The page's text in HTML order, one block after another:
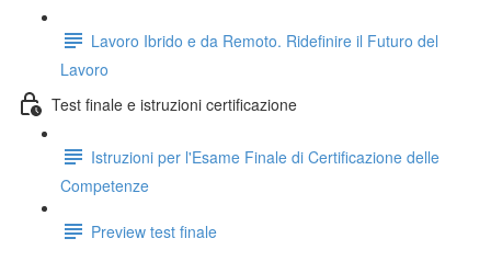
Lavoro Ibrido e da Remoto. Ridefinire il Futuro del
Lavoro
Test finale e istruzioni certificazione
Istruzioni per l'Esame Finale di Certificazione delle
Competenze
Preview test finale